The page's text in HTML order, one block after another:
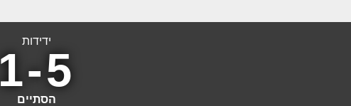
ידידות
1-5
הסתיים